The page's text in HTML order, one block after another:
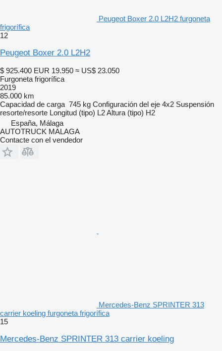
Peugeot Boxer 2.0 L2H2 furgoneta
frigorífica
12
Peugeot Boxer 2.0 L2H2
$ 925.400 EUR 19.950 ≈ US$ 23.050
Furgoneta frigorífica
2019
85.000 km
Capacidad de carga 745 kg Configuración del eje 4x2 Suspensión
resorte/resorte Longitud (tipo) L2Altura (tipo) H2
España, Málaga
AUTOTRUCK MALAGA
Contacte con el vendedor
Mercedes-Benz SPRINTER 313
carrier koeling furgoneta frigorífica
15
Mercedes-Benz SPRINTER 313 carrier koeling